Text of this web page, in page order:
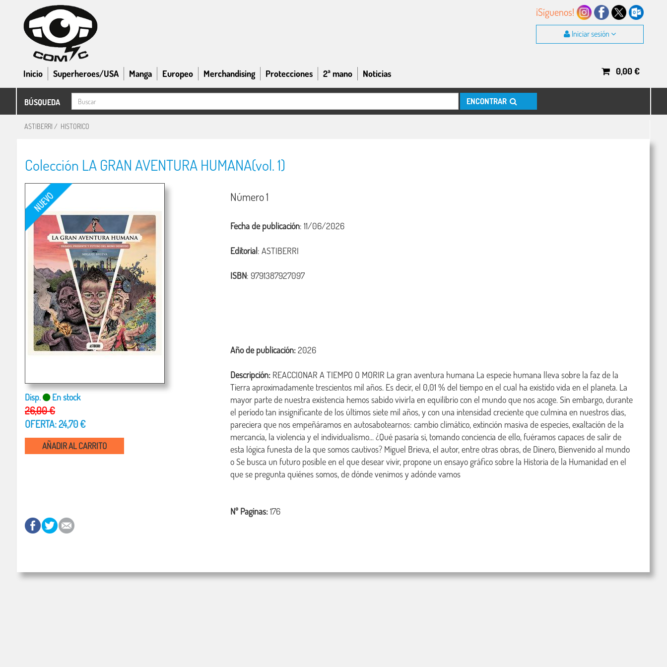
¡Síguenos!
Iniciar sesión
Inicio Superheroes/USA Manga Europeo Merchandising Protecciones 2ª mano Noticias 0,00€
BÚSQUEDA ENCONTRAR
ASTIBERRI / HISTORICO
Colección LA GRAN AVENTURA HUMANA(vol. 1)
Disp. En stock
26,00 €
OFERTA: 24,70 €
AÑADIR AL CARRITO
Número 1
Fecha de publicación: 11/06/2026
Editorial: ASTIBERRI
ISBN: 9791387927097
Año de publicación:2026
Descripción: REACCIONAR A TIEMPO O MORIR La gran aventura humana La especie humana lleva sobre la faz de la
Tierra aproximadamente trescientos mil años. Es decir, el 0,01 % del tiempo en el cual ha existido vida en el planeta. La
mayor parte de nuestra existencia hemos sabido vivirla en equilibrio con el mundo que nos acoge. Sin embargo, durante
el período tan insignificante de los últimos siete mil años, y con una intensidad creciente que culmina en nuestros días,
pareciera que nos empeñáramos en autosabotearnos: cambio climático, extinción masiva de especies, exaltación de la
mercancía, la violencia y el individualismo... ¿Qué pasaría si, tomando conciencia de ello, fuéramos capaces de salir de
esta lógica funesta de la que somos cautivos? Miguel Brieva, el autor, entre otras obras, de Dinero, Bienvenido al mundo
o Se busca un futuro posible en el que desear vivir, propone un ensayo gráfico sobre la Historia de la Humanidad en el
Nº Paginas:176